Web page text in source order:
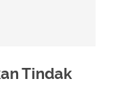
Tindak